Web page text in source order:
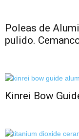
Poleas de
pulido.
Kinrei Bow